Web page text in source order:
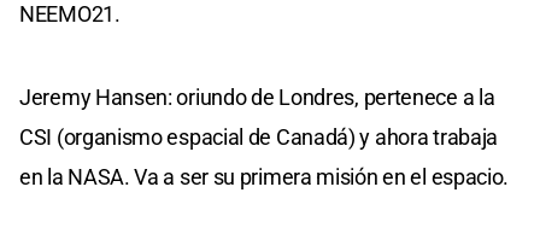
NEEMO21.
Jeremy Hansen: oriundo de Londres, pertenece a la
CSI (organismo espacial de Canadá) y ahora trabaja
en la NASA. Va a ser su primera misión en el espacio.